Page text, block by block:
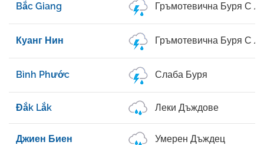
Bắc Giang Гръмотевична Буря С
Куанг Нин Гръмотевична Буря С
Bình Phước Слаба Буря
Đắk Lắk Леки Дъждове
Джиен Биен Умерен Дъждец